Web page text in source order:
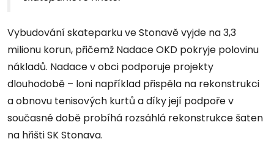
Vybudování skateparku ve Stonavě vyjde na 3,3
milionu korun, přičemž Nadace OKD pokryje polovinu
nákladů. Nadace v obci podporuje projekty
dlouhodobě – loni například přispěla na rekonstrukci
a obnovu tenisových kurtů a díky její podpoře v
současné době probíhá rozsáhlá rekonstrukce šaten
na hřišti SK Stonava.